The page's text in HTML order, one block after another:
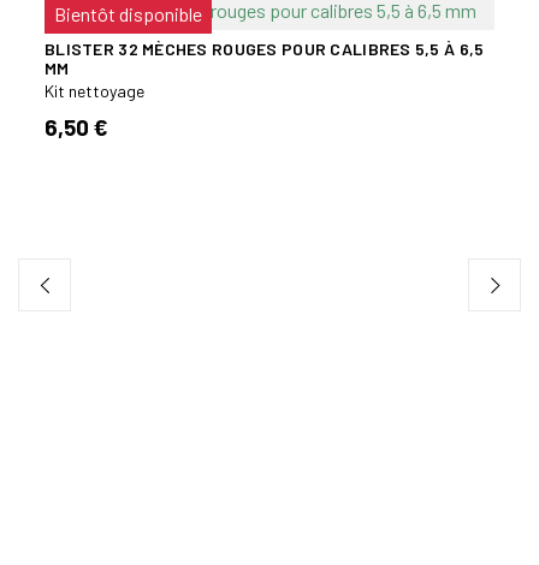
Bientôt disponible
BLISTER 32 MÈCHES ROUGES POUR CALIBRES 5,5 À 6,5
MM
Kit nettoyage
6,50 €